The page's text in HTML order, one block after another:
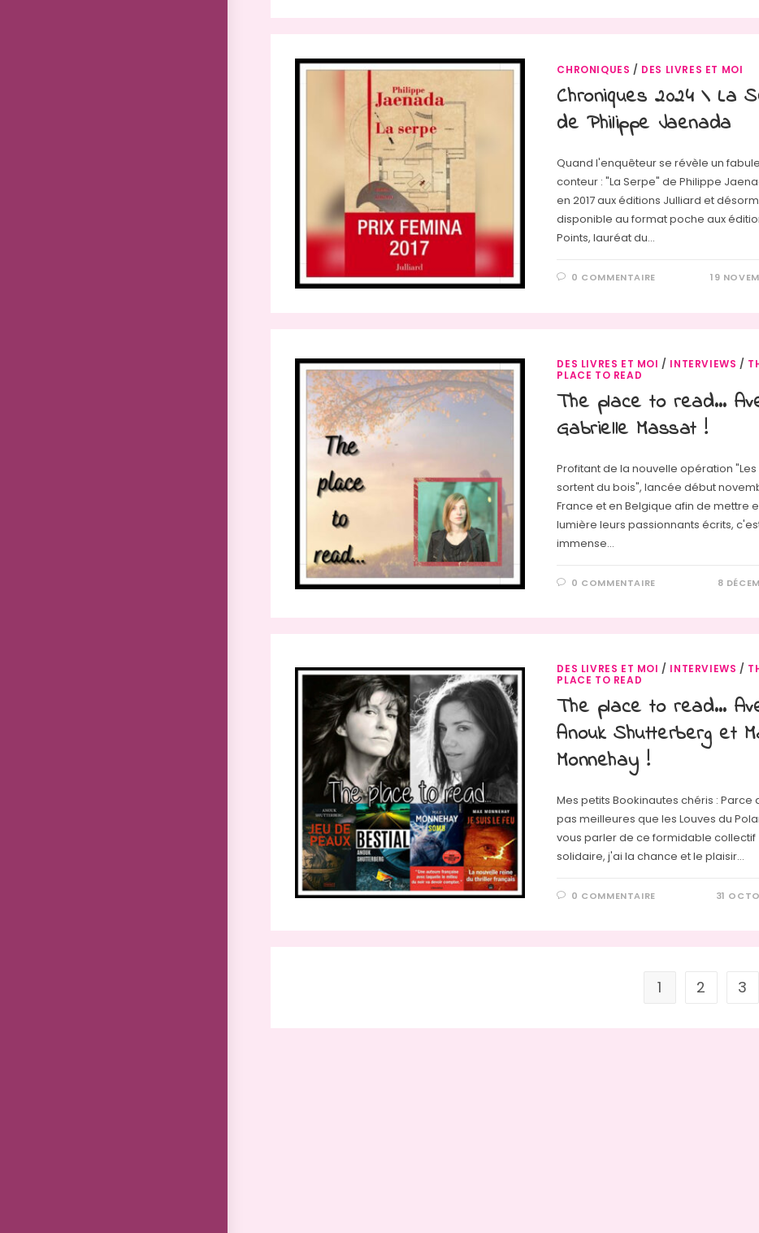
CHRONIQUES / DES LIVRES ET MOI
Chroniques 2024 \ La
de Philippe Jaenada
Quand l'enquêteur se révèle un
conteur : "La Serpe" de Philippe
en 2017 aux éditions Julliard et
disponible au format poche aux
Points, lauréat du…
0 COMMENTAIRE 19
DES LIVRES ET MOI / INTERVIEWS /
PLACE TO READ
The place to read…
Gabrielle Massat !
Profitant de la nouvelle opération "Les
sortent du bois", lancée début
France et en Belgique afin de mettre
lumière leurs passionnants écrits,
immense…
0 COMMENTAIRE 8
DES LIVRES ET MOI / INTERVIEWS /
PLACE TO READ
The place to read…
Anouk Shutterberg et
Monnehay !
Mes petits Bookinautes chéris : Parce
pas meilleures que les Louves du
vous parler de ce formidable collectif
solidaire, j'ai la chance et le plaisir…
0 COMMENTAIRE 31
1 2 3